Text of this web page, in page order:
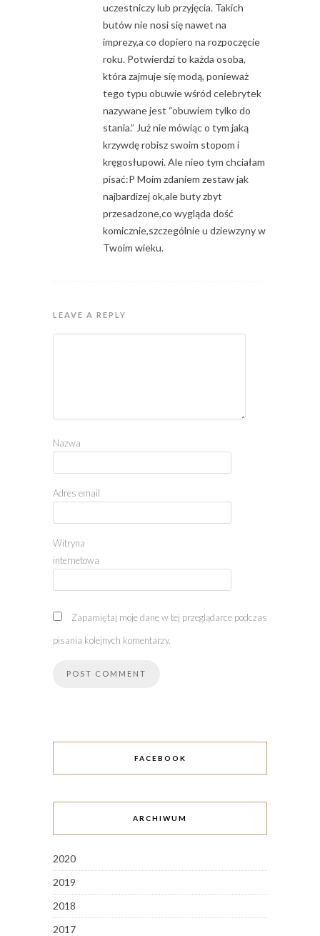
uczestniczy lub przyjęcia. Takich
butów nie nosi się nawet na
imprezy,a co dopiero na rozpoczęcie
roku. Potwierdzi to każda osoba,
która zajmuje się modą, ponieważ
tego typu obuwie wśród celebrytek
nazywane jest “obuwiem tylko do
stania.” Już nie mówiąc o tym jaką
krzywdę robisz swoim stopom i
kręgosłupowi. Ale nieo tym chciałam
pisać:P Moim zdaniem zestaw jak
najbardizej ok,ale buty zbyt
przesadzone,co wygląda dość
komicznie,szczególnie u dziewzyny w
Twoim wieku.
LEAVE A REPLY
Nazwa
Adres email
Witryna
internetowa
Zapamiętaj moje dane w tej przeglądarce podczas
pisania kolejnych komentarzy.
FACEBOOK
ARCHIWUM
2020
2019
2018
2017